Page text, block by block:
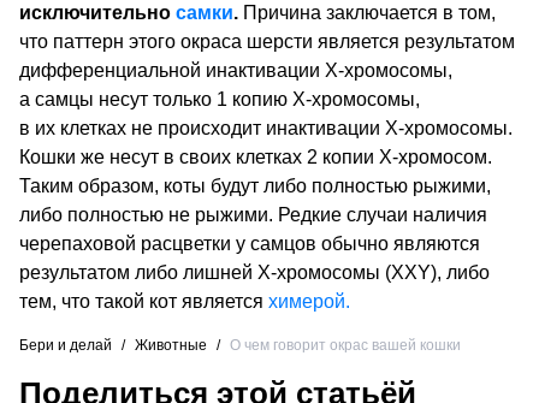
исключительно самки. Причина заключается в том,
что паттерн этого окраса шерсти является результатом
дифференциальной инактивации Х-хромосомы,
а самцы несут только 1 копию Х-хромосомы,
в их клетках не происходит инактивации Х-хромосомы.
Кошки же несут в своих клетках 2 копии Х-хромосом.
Таким образом, коты будут либо полностью рыжими,
либо полностью не рыжими. Редкие случаи наличия
черепаховой расцветки у самцов обычно являются
результатом либо лишней Х-хромосомы (XXY), либо
тем, что такой кот является химерой.
Бери и делай / Животные / О чем говорит окрас вашей кошки
Поделиться этой статьёй